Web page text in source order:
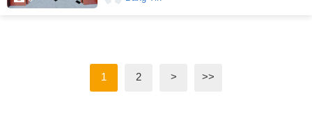
1 2 > >>